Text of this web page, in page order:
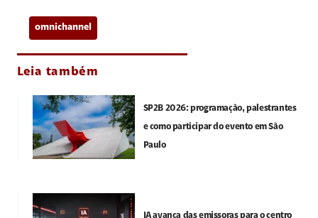
omnichannel
Leia também
SP2B 2026: programação, palestrantes
e como participar do evento em São
Paulo
IA avança das emissoras para o centro